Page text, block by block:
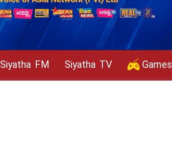
Siyatha FM Siyatha TV Games